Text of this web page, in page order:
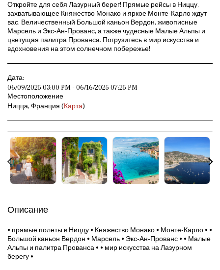
Откройте для себя Лазурный берег! Прямые рейсы в Ниццу,
захватывающее Княжество Монако и яркое Монте-Карло ждут
вас. Величественный Большой каньон Вердон, живописные
Марсель и Экс-Ан-Прованс, а также чудесные Малые Альпы и
цветущая палитра Прованса. Погрузитесь в мир искусства и
вдохновения на этом солнечном побережье!
Дата:
06/09/2025 03:00 PM - 06/16/2025 07:25 PM
Местоположение
Ницца, Франция (Карта)
Описание
• прямые полеты в Ниццу • Княжество Монако • Монте-Карло • •
Большой каньон Вердон • Марсель • Экс-Ан-Прованс • • Малые
Альпы и палитра Прованса • • мир искусства на Лазурном
берегу •